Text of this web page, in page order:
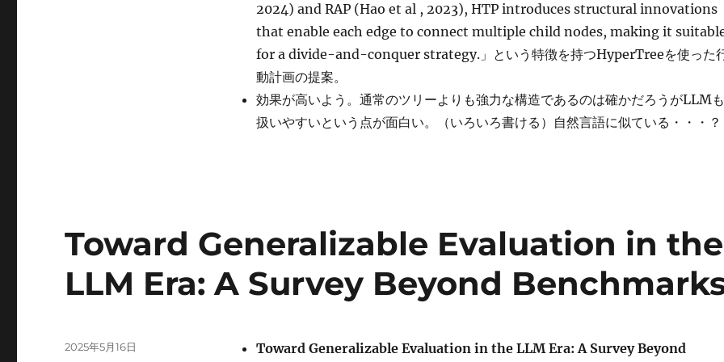
2024) and RAP (Hao et al , 2023), HTP introduces structural innovations
that enable each edge to connect multiple child nodes, making it
for a divide-and-conquer strategy.」という特徴を持つHyperTreeを使った
動計画の提案。
効果が高いよう。通常のツリーよりも強力な構造であるのは確かだろうがLLMも
扱いやすいという点が面白い。（いろいろ書ける）自然言語に似ている・・・？
Toward Generalizable Evaluation in the
LLM Era: A Survey Beyond
Toward Generalizable Evaluation in the LLM Era: A Survey Beyond
投
2025年5月16日